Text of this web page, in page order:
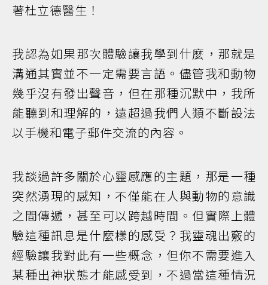
著杜立德醫生！
我認為如果那次體驗讓我學到什麼，那就是
溝通其實並不一定需要言語。儘管我和動物
幾乎沒有發出聲音，但在那種沉默中，我所
能聽到和理解的，遠超過我們人類不斷設法
以手機和電子郵件交流的內容。
我談過許多關於心靈感應的主題，那是一種
突然湧現的感知，不僅能在人與動物的意識
之間傳遞，甚至可以跨越時間。但實際上體
驗這種訊息是什麼樣的感受？我靈魂出竅的
經驗讓我對此有一些概念，但你不需要進入
某種出神狀態才能感受到，不過當這種情況